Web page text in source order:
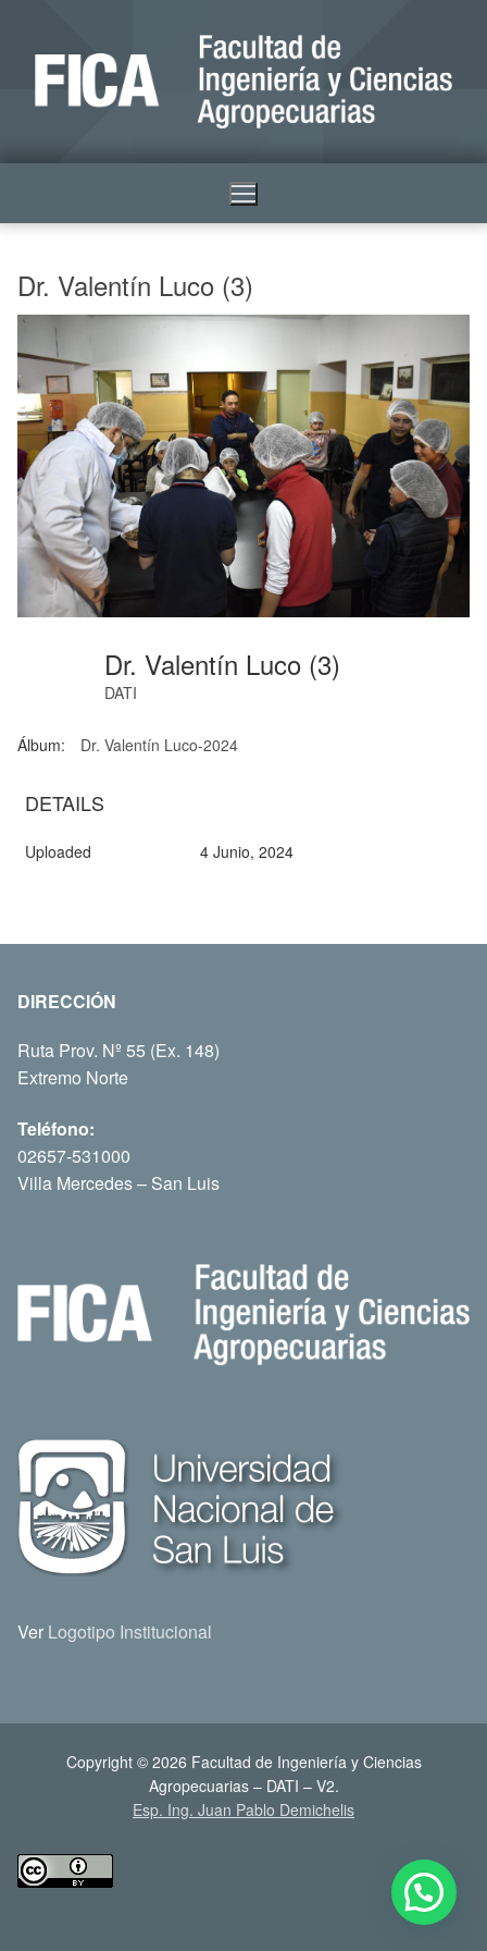
Dr. Valentín Luco (3)
Dr. Valentín Luco (3)
DATI
Álbum: Dr. Valentín Luco-2024
DETAILS
Uploaded 4 Junio, 2024
DIRECCIÓN
Ruta Prov. Nº 55 (Ex. 148)
Extremo Norte
Teléfono:
02657-531000
Villa Mercedes – San Luis
Ver Logotipo Institucional
Copyright © 2026 Facultad de Ingeniería y Ciencias
Agropecuarias – DATI – V2.
Esp. Ing. Juan Pablo Demichelis